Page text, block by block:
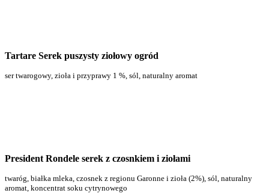
Tartare Serek puszysty ziołowy ogród
ser twarogowy, zioła i przyprawy 1 %, sól, naturalny aromat
President Rondele serek z czosnkiem i ziołami
twaróg, białka mleka, czosnek z regionu Garonne i zioła (2%), sól, naturalny
aromat, koncentrat soku cytrynowego